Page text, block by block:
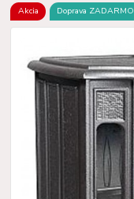
Akcia Doprava ZADARMO